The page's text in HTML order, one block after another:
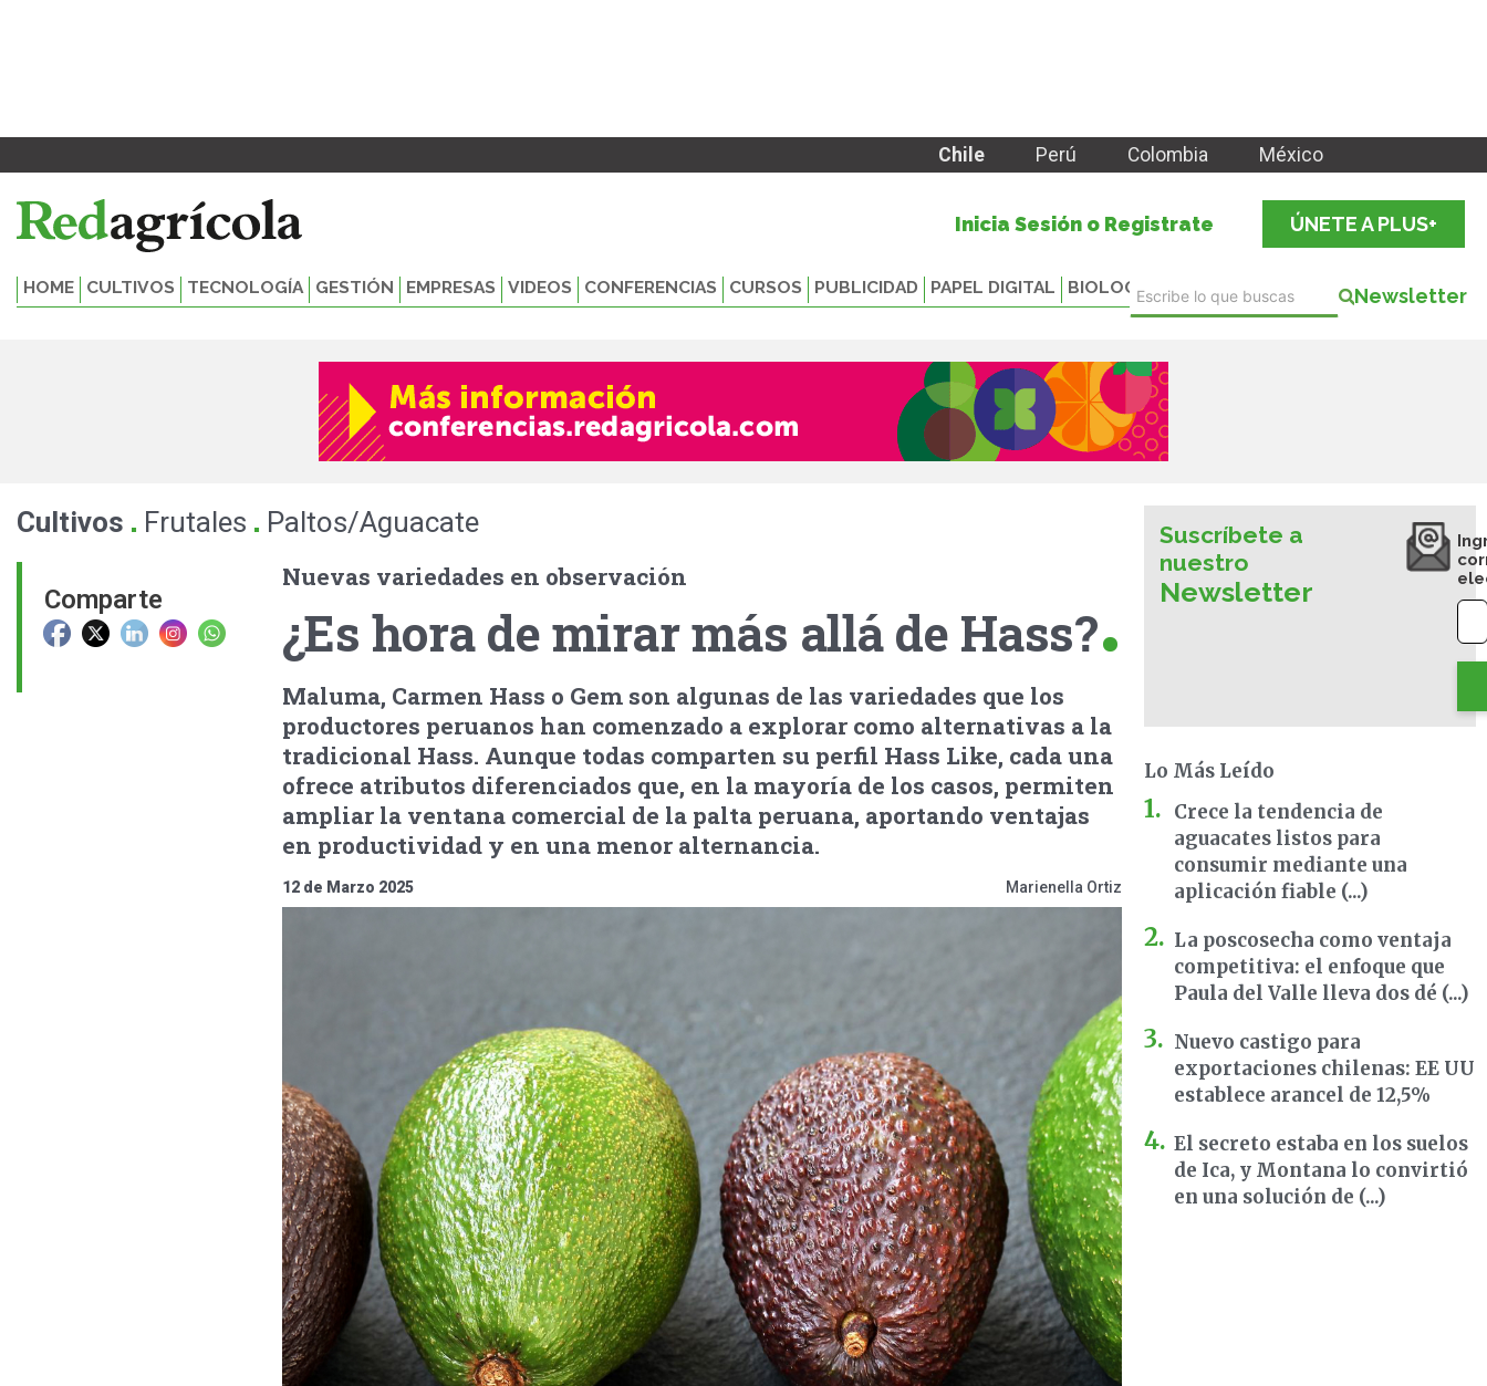
Chile Perú Colombia México
Inicia Sesión o Registrate ÚNETE A PLUS+
HOME CULTIVOS TECNOLOGÍA GESTIÓN EMPRESAS VIDEOS CONFERENCIAS CURSOS PUBLICIDAD PAPEL DIGITAL BIOLOGICALS Newsletter
Cultivos . Frutales . Paltos/Aguacate
Comparte
Nuevas variedades en observación
¿Es hora de mirar más allá de Hass?
Maluma, Carmen Hass o Gem son algunas de las variedades que los
productores peruanos han comenzado a explorar como alternativas a la
tradicional Hass. Aunque todas comparten su perfil Hass Like, cada una
ofrece atributos diferenciados que, en la mayoría de los casos, permiten
ampliar la ventana comercial de la palta peruana, aportando ventajas
en productividad y en una menor alternancia.
12 de Marzo 2025 Marienella Ortiz
Suscríbete a
nuestro
Newsletter
Lo Más Leído
Crece la tendencia de
aguacates listos para
consumir mediante una
aplicación fiable (...)
La poscosecha como ventaja
competitiva: el enfoque que
Paula del Valle lleva dos dé (...)
Nuevo castigo para
exportaciones chilenas: EE UU
establece arancel de 12,5%
El secreto estaba en los suelos
de Ica, y Montana lo convirtió
en una solución de (...)